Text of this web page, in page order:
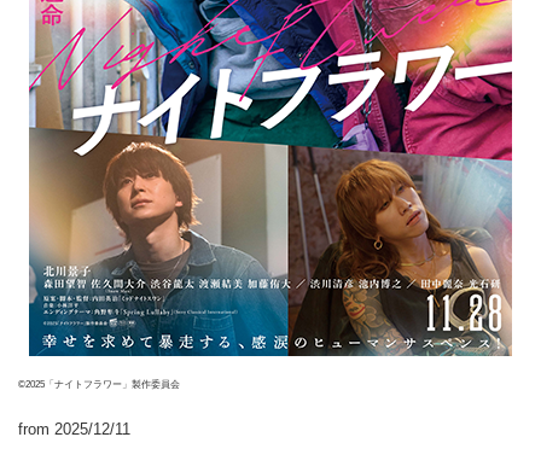
©2025「ナイトフラワー」製作委員会
from 2025/12/11